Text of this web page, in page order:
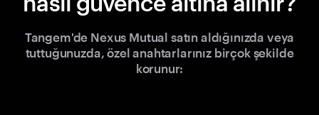
Tangem'de Nexus Mutual satın aldığınızda veya
tuttuğunuzda, özel anahtarlarınız birçok şekilde
korunur: